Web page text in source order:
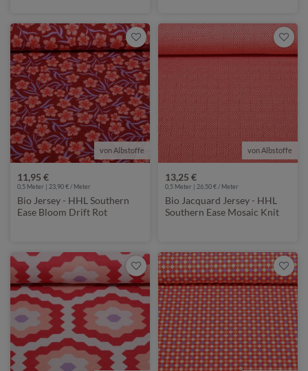
von Albstoffe
11,95 €
0,5 Meter | 23,90 € / Meter
Bio Jersey - HHL Southern
Ease Bloom Drift Rot
von Albstoffe
13,25 €
0,5 Meter | 26,50 € / Meter
Bio Jacquard Jersey - HHL
Southern Ease Mosaic Knit